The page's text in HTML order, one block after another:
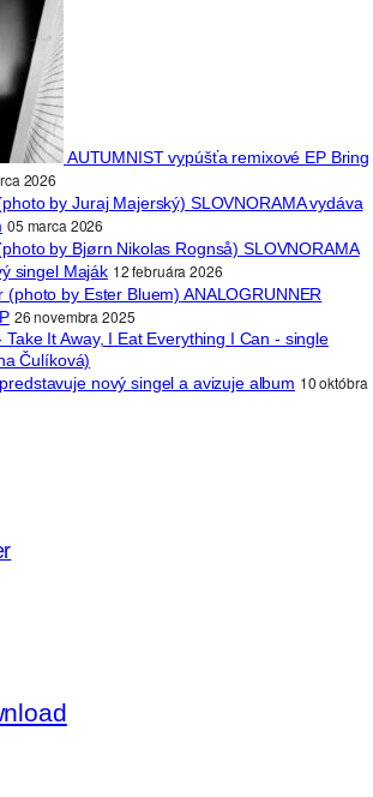
AUTUMNIST vypúšťa remixové EP Bring
2026
SLOVNORAMA vydáva
05 marca 2026
SLOVNORAMA
singel Maják 12 februára 2026
ANALOGRUNNER
26 novembra 2025
nový singel a avizuje album 10 októbra